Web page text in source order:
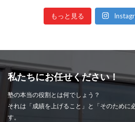
もっと見る
私たちにお任せください！
塾の本当の役割とは何でしょう？
それは「成績を上げること」と「そのために
す。